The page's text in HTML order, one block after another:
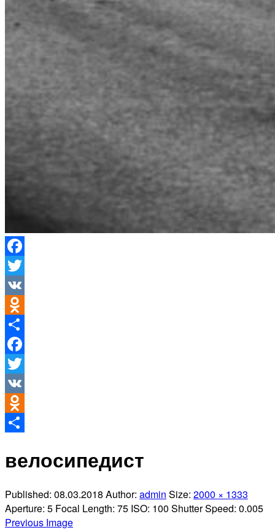
Facebook
Twitter
VK
Odnoklassniki
Отправить
Facebook
Twitter
VK
Odnoklassniki
велосипедист
Published: 08.03.2018 Author: admin Size: 2000 × 1333
Aperture: 5 Focal Length: 75 ISO: 100 Shutter Speed: 0.005
Previous Image